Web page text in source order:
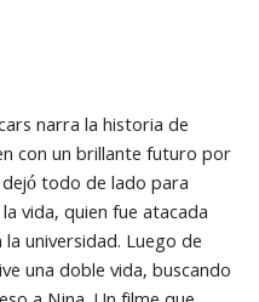
narra la historia de
con un brillante futuro por
todo de lado para
vida, quien fue atacada
universidad. Luego de
una doble vida, buscando